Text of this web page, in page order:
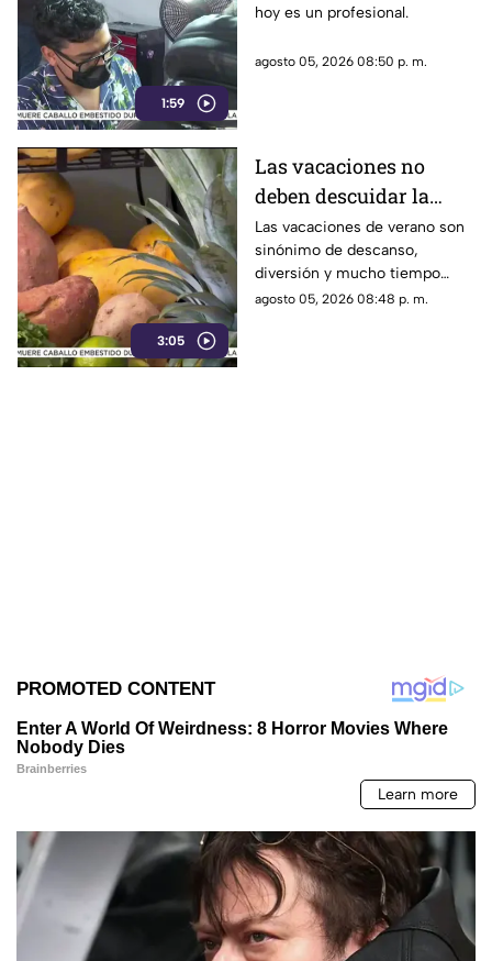
1:59
hoy es un profesional.
agosto 05, 2026 08:50 p. m.
3:05
Las vacaciones no
deben descuidar la
alimentación infantil
Las vacaciones de verano son
sinónimo de descanso,
diversión y mucho tiempo
libre.
agosto 05, 2026 08:48 p. m.